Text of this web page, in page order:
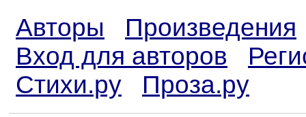
Авторы
Произведения
Вход для авторов
Стихи.ру
Проза.ру